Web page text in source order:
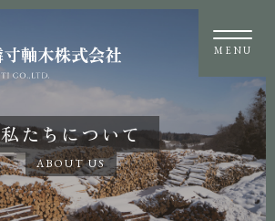
MENU
私たちについて
ABOUT US